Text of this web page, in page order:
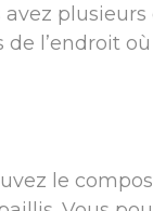
avez plusieurs
l’endroit
le